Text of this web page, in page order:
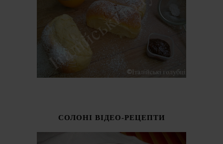
СОЛОНІ ВІДЕО-РЕЦЕПТИ